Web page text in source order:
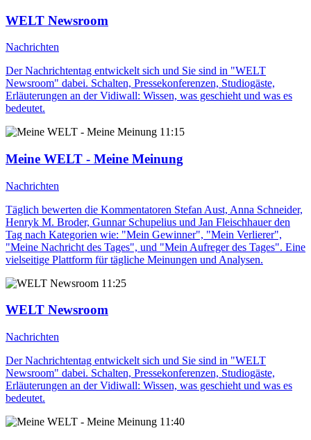
WELT Newsroom
Nachrichten
Der Nachrichtentag entwickelt sich und Sie sind in "WELT
Newsroom" dabei. Schalten, Pressekonferenzen, Studiogäste,
Erläuterungen an der Vidiwall: Wissen, was geschieht und was es
bedeutet.
11:15
Meine WELT - Meine Meinung
Nachrichten
Täglich bewerten die Kommentatoren Stefan Aust, Anna Schneider,
Henryk M. Broder, Gunnar Schupelius und Jan Fleischhauer den
Tag nach Kategorien wie: "Mein Gewinner", "Mein Verlierer",
"Meine Nachricht des Tages", und "Mein Aufreger des Tages". Eine
vielseitige Plattform für tägliche Meinungen und Analysen.
11:25
WELT Newsroom
Nachrichten
Der Nachrichtentag entwickelt sich und Sie sind in "WELT
Newsroom" dabei. Schalten, Pressekonferenzen, Studiogäste,
Erläuterungen an der Vidiwall: Wissen, was geschieht und was es
bedeutet.
11:40